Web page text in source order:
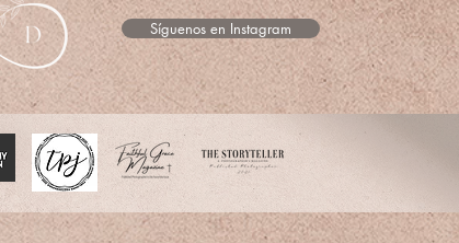
Síguenos en Instagram